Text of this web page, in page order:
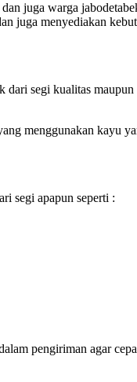
juga warga
juga menyediakan
segi kualitas
menggunakan kayu
segi apapun seperti :
pengiriman agar